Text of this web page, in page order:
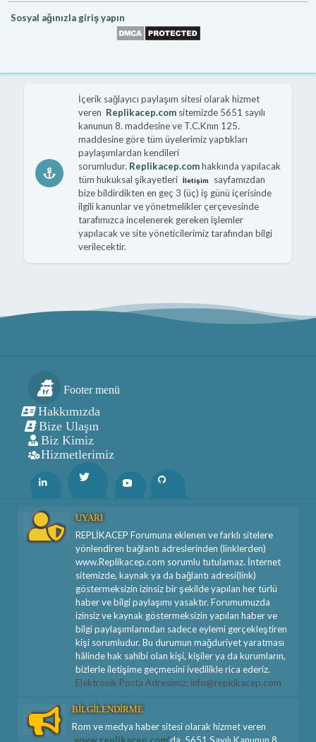
Sosyal ağınızla giriş yapın
İçerik sağlayıcı paylaşım sitesi olarak hizmet
veren Replikacep.comsitemizde 5651 sayılı
kanunun 8. maddesine ve T.C.Knın 125.
maddesine göre tüm üyelerimiz yaptıkları
paylaşımlardan kendileri
sorumludur. Replikacep.comhakkında yapılacak
tüm hukuksal şikayetleri İletişim
sayfamızdan
bize bildirdikten en geç 3 (üç) iş günü içerisinde
ilgili kanunlar ve yönetmelikler çerçevesinde
tarafımızca incelenerek gereken işlemler
yapılacak ve site yöneticilerimiz tarafından bilgi
verilecektir.
Footer menü
Hakkımızda
Bize Ulaşın
Biz Kimiz
Hizmetlerimiz
Linkedin Twitter Youtube Github
UYARI
REPLİKACEP Forumuna eklenen ve farklı sitelere
yönlendiren bağlantı adreslerinden (linklerden)
www.Replikacep.com sorumlu tutulamaz. İnternet
sitemizde, kaynak ya da bağlantı adresi(link)
göstermeksizin izinsiz bir şekilde yapılan her türlü
haber ve bilgi paylaşımı yasaktır. Forumumuzda
izinsiz ve kaynak göstermeksizin yapılan haber ve
bilgi paylaşımlarından sadece eylemi gerçekleştiren
kişi sorumludur. Bu durumun mağduriyet yaratması
hâlinde hak sahibi olan kişi, kişiler ya da kurumların,
bizlerle iletişime geçmesini ivedilikle rica ederiz.
Elektronik Posta Adresimiz: info@repkikacep.com
BİLGİLENDİRME
Rom ve medya haber sitesi olarak hizmet veren